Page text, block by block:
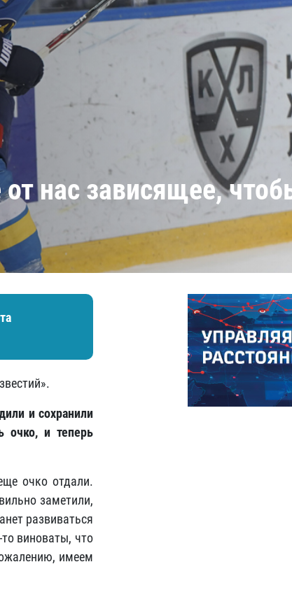
нас зависящее,
и сохранили
очко, и теперь
очко отдали.
заметили,
развиваться
виноваты, что
имеем